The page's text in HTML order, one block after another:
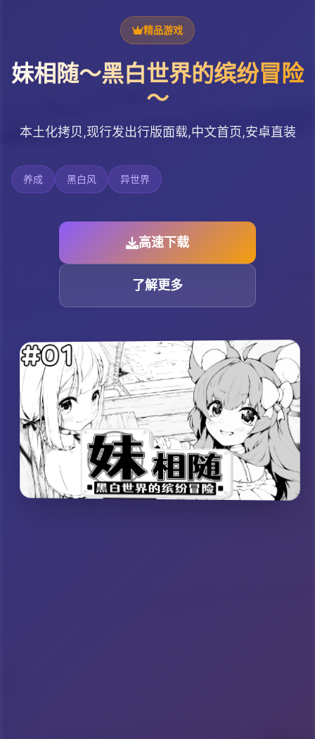
精品游戏
妹相随～黑白世界的缤纷冒险
～
本土化拷贝,现行发出行版面载,中文首页,安卓直装
养成 黑白风 异世界
高速下载
了解更多